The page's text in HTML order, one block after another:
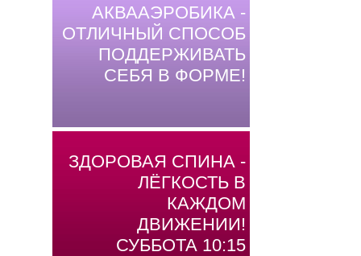
АКВААЭРОБИКА -
ОТЛИЧНЫЙ СПОСОБ
ПОДДЕРЖИВАТЬ
СЕБЯ В ФОРМЕ!
ЗДОРОВАЯ СПИНА -
ЛЁГКОСТЬ В
КАЖДОМ
ДВИЖЕНИИ!
СУББОТА 10:15